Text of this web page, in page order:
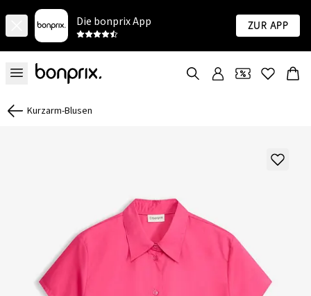
Die bonprix App Zur App
Kurzarm-Blusen